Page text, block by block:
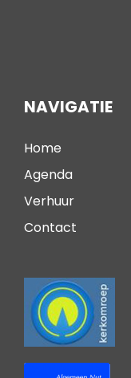
NAVIGATIE
Home
Agenda
Verhuur
Contact